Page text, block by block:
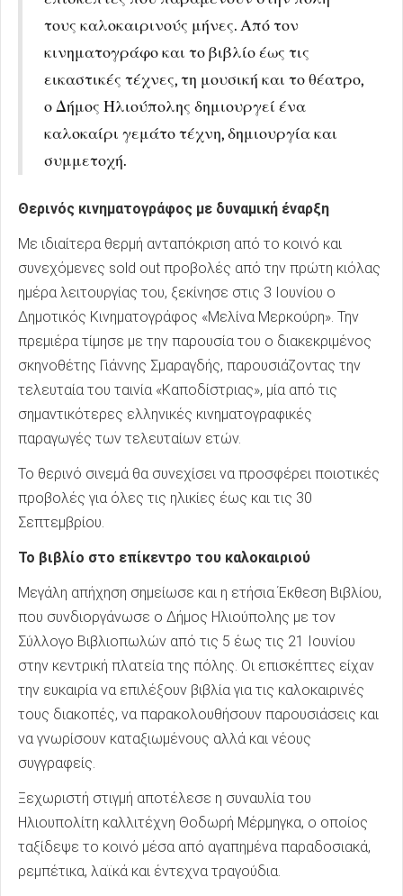
τους καλοκαιρινούς μήνες. Από τον
κινηματογράφο και το βιβλίο έως τις
εικαστικές τέχνες, τη μουσική και το θέατρο,
ο Δήμος Ηλιούπολης δημιουργεί ένα
καλοκαίρι γεμάτο τέχνη, δημιουργία και
συμμετοχή.
Θερινός κινηματογράφος με δυναμική έναρξη
Με ιδιαίτερα θερμή ανταπόκριση από το κοινό και
συνεχόμενες sold out προβολές από την πρώτη κιόλας
ημέρα λειτουργίας του, ξεκίνησε στις 3 Ιουνίου ο
Δημοτικός Κινηματογράφος «Μελίνα Μερκούρη». Την
πρεμιέρα τίμησε με την παρουσία του ο διακεκριμένος
σκηνοθέτης Γιάννης Σμαραγδής, παρουσιάζοντας την
τελευταία του ταινία «Καποδίστριας», μία από τις
σημαντικότερες ελληνικές κινηματογραφικές
παραγωγές των τελευταίων ετών.
Το θερινό σινεμά θα συνεχίσει να προσφέρει ποιοτικές
προβολές για όλες τις ηλικίες έως και τις 30
Σεπτεμβρίου.
Το βιβλίο στο επίκεντρο του καλοκαιριού
Μεγάλη απήχηση σημείωσε και η ετήσια Έκθεση Βιβλίου,
που συνδιοργάνωσε ο Δήμος Ηλιούπολης με τον
Σύλλογο Βιβλιοπωλών από τις 5 έως τις 21 Ιουνίου
στην κεντρική πλατεία της πόλης. Οι επισκέπτες είχαν
την ευκαιρία να επιλέξουν βιβλία για τις καλοκαιρινές
τους διακοπές, να παρακολουθήσουν παρουσιάσεις και
να γνωρίσουν καταξιωμένους αλλά και νέους
συγγραφείς.
Ξεχωριστή στιγμή αποτέλεσε η συναυλία του
Ηλιουπολίτη καλλιτέχνη Θοδωρή Μέρμηγκα, ο οποίος
ταξίδεψε το κοινό μέσα από αγαπημένα παραδοσιακά,
ρεμπέτικα, λαϊκά και έντεχνα τραγούδια.